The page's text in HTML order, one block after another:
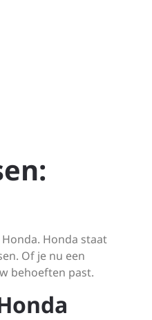
Honda staat
Of je nu een
behoeften past.